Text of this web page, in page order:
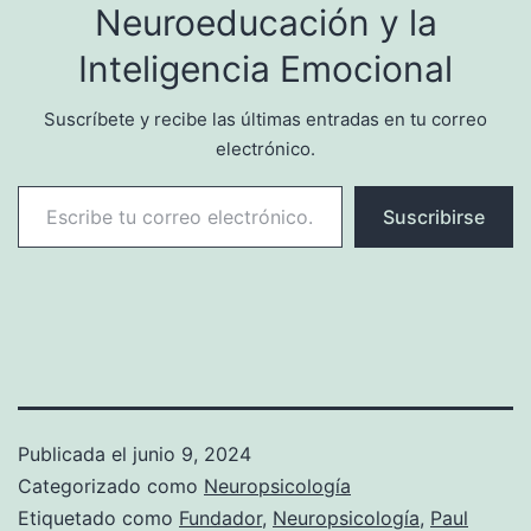
Neuroeducación y la
Inteligencia Emocional
Suscríbete y recibe las últimas entradas en tu correo
electrónico.
Escribe tu correo electrónico…
Suscribirse
Publicada el junio 9, 2024
Categorizado como Neuropsicología
Etiquetado como Fundador, Neuropsicología, Paul